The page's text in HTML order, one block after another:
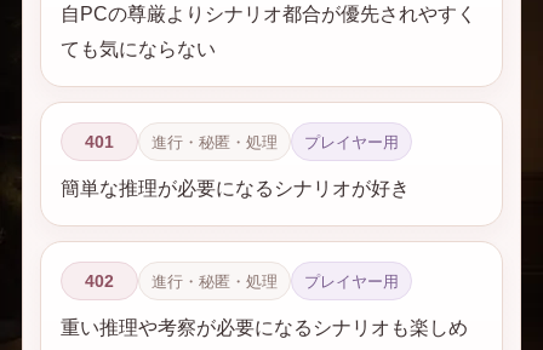
自PCの尊厳よりシナリオ都合が優先されやすく
ても気にならない
401 進行・秘匿・処理 プレイヤー用
簡単な推理が必要になるシナリオが好き
402 進行・秘匿・処理 プレイヤー用
重い推理や考察が必要になるシナリオも楽しめ